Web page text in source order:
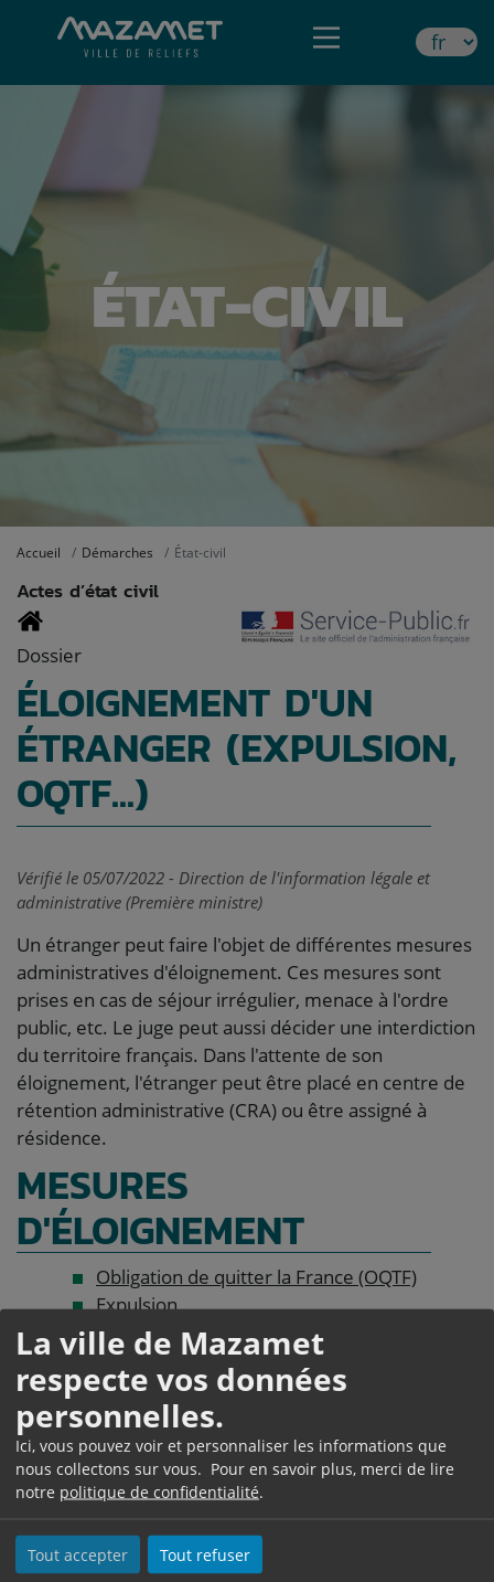
La ville de Mazamet
respecte vos données
personnelles.
Ici, vous pouvez voir et personnaliser les informations que
nous collectons sur vous. Pour en savoir plus, merci de lire
notre politique de confidentialité.
Tout accepter Tout refuser
ÉTAT-CIVIL
Accueil Démarches État-civil
Actes d’état civil
Dossier
ÉLOIGNEMENT D'UN
ÉTRANGER (EXPULSION,
OQTF...)
Vérifié le 05/07/2022 - Direction de l'information légale et
administrative (Première ministre)
Un étranger peut faire l'objet de différentes mesures
administratives d'éloignement. Ces mesures sont
prises en cas de séjour irrégulier, menace à l'ordre
public, etc. Le juge peut aussi décider une interdiction
du territoire français. Dans l'attente de son
éloignement, l'étranger peut être placé en centre de
rétention administrative (CRA) ou être assigné à
résidence.
MESURES
D'ÉLOIGNEMENT
Obligation de quitter la France (OQTF)
Expulsion
Interdiction administrative de retour en
France
Interdiction judiciaire du territoire français
Reconduite vers un autre pays européen
SURVEILLANCE
PENDANT LA
PROCÉDURE